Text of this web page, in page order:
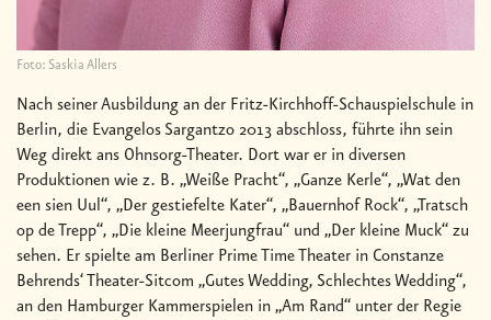
Foto: Saskia Allers
Nach seiner Ausbildung an der Fritz-Kirchhoff-Schauspielschule in
Berlin, die Evangelos Sargantzo 2013 abschloss, führte ihn sein
Weg direkt ans Ohnsorg-Theater. Dort war er in diversen
Produktionen wie z. B. „Weiße Pracht“, „Ganze Kerle“, „Wat den
een sien Uul“, „Der gestiefelte Kater“, „Bauernhof Rock“, „Tratsch
op de Trepp“, „Die kleine Meerjungfrau“ und „Der kleine Muck“ zu
sehen. Er spielte am Berliner Prime Time Theater in Constanze
Behrends‘ Theater-Sitcom „Gutes Wedding, Schlechtes Wedding“,
an den Hamburger Kammerspielen in „Am Rand“ unter der Regie